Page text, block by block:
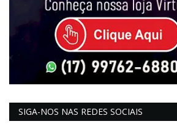
SIGA-NOS NAS REDES SOCIAIS